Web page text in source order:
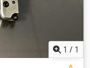
1 / 1